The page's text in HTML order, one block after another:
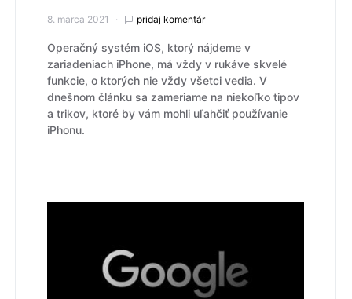
8. marca 2021 pridaj komentár
Operačný systém iOS, ktorý nájdeme v
zariadeniach iPhone, má vždy v rukáve skvelé
funkcie, o ktorých nie vždy všetci vedia. V
dnešnom článku sa zameriame na niekoľko tipov
a trikov, ktoré by vám mohli uľahčiť používanie
iPhonu.